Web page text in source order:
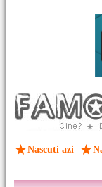
Nascuti azi